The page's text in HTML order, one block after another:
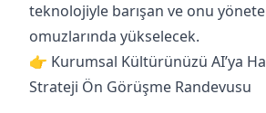
teknolojiyle barışan ve onu
omuzlarında yükselecek.
👉 Kurumsal Kültürünüzü AI’ya
Strateji Ön Görüşme Randevusu